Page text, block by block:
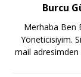
Burcu
Merhaba Ben
Yöneticisiyim.
mail adresimden